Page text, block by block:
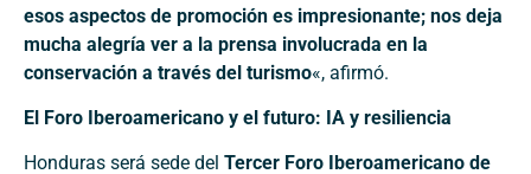
esos aspectos de promoción es impresionante; nos deja
mucha alegría ver a la prensa involucrada en la
conservación a través del turismo«, afirmó.
El Foro Iberoamericano y el futuro: IA y resiliencia
Honduras será sede del Tercer Foro Iberoamericano de